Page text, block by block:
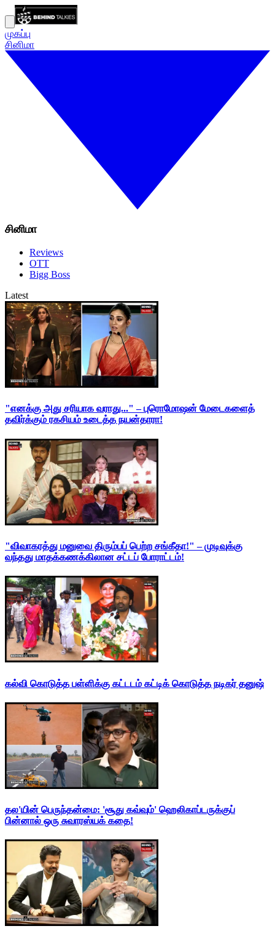
முகப்பு
சினிமா
சினிமா
Reviews
OTT
Bigg Boss
Latest
"எனக்கு அது சரியாக வராது..." – புரொமோஷன் மேடைகளைத்
தவிர்க்கும் ரகசியம் உடைத்த நயன்தாரா!
"விவாகரத்து மனுவை திரும்பப் பெற்ற சங்கீதா!" – முடிவுக்கு
வந்தது மாதக்கணக்கிலான சட்டப் போராட்டம்!
கல்வி கொடுத்த பள்ளிக்கு கட்டடம் கட்டிக் கொடுத்த நடிகர் தனுஷ்
தல'யின் பெருந்தன்மை: 'சூது கவ்வும்' ஹெலிகாப்டருக்குப்
பின்னால் ஒரு சுவாரஸ்யக் கதை!